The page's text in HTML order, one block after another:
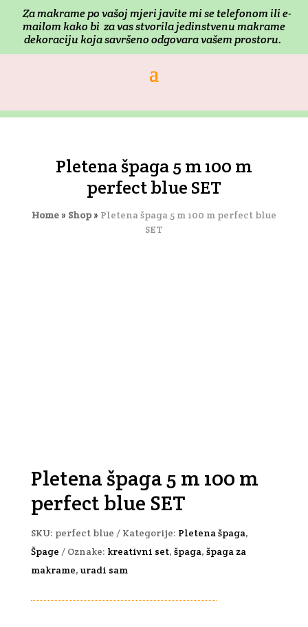
Za makrame po vašoj mjeri javite mi se telefonom ili e-
mailom kako bi za vas stvorila jedinstvenu makrame
dekoraciju koja savršeno odgovara vašem prostoru.
Pletena špaga 5 m 100 m
perfect blue SET
Home» Shop» Pletena špaga 5 m 100 m perfect blue
SET
Pletena špaga 5 m 100 m
perfect blue SET
SKU: perfect blue Kategorije: Pletena špaga,
Špage
Oznake: kreativni set, špaga, špaga za
makrame, uradi sam